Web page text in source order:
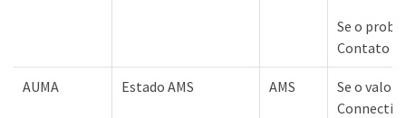
Se o
Contato
AUMA Estado AMS AMS
Se o valor